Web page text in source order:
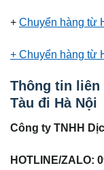
+ Chuyển hàng từ
+ Chuyển hàng từ
Thông tin liên
Tàu đi Hà Nội
Công ty TNHH
HOTLINE/ZALO: